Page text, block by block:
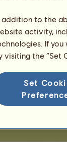
jeździectwa
w
w
Brak wyników do
addition to the
activity,
If you
visiting the “Set
Set